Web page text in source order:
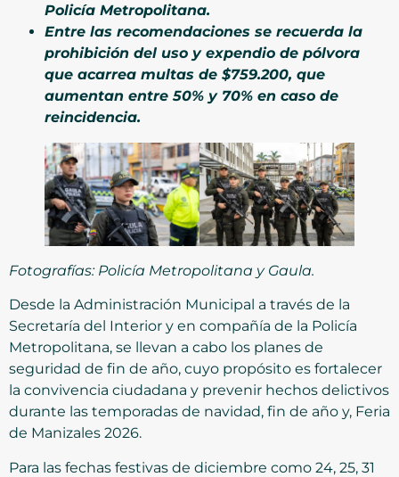
Policía Metropolitana.
Entre las recomendaciones se recuerda la
prohibición del uso y expendio de pólvora
que acarrea multas de $759.200, que
aumentan entre 50% y 70% en caso de
reincidencia.
Fotografías: Policía Metropolitana y Gaula.
Desde la Administración Municipal a través de la
Secretaría del Interior y en compañía de la Policía
Metropolitana, se llevan a cabo los planes de
seguridad de fin de año, cuyo propósito es fortalecer
la convivencia ciudadana y prevenir hechos delictivos
durante las temporadas de navidad, fin de año y, Feria
de Manizales 2026.
Para las fechas festivas de diciembre como 24, 25, 31